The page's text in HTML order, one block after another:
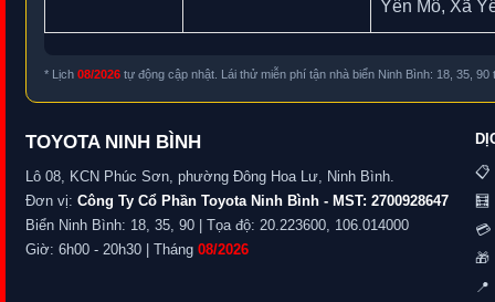
Yên Mô, Xã
* Lịch 08/2026 tự động cập nhật. Lái thử miễn phí tận nhà biển Ninh Bình: 18, 35,
TOYOTA NINH BÌNH
Lô 08, KCN Phúc Sơn, phường Đông Hoa Lư, Ninh Bình.
Đơn vị: Công Ty Cổ Phần Toyota Ninh Bình - MST: 2700928647
Biển Ninh Bình: 18, 35, 90 | Tọa độ: 20.223600, 106.014000
Giờ: 6h00 - 20h30 | Tháng 08/2026
📋
🧮
💳
🎁
📍